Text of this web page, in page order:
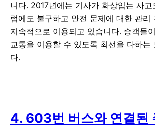
니다. 2017년에는 기사가 화상입는 사
럼에도 불구하고 안전 문제에 대한 관리
지속적으로 이용되고 있습니다. 승객들
교통을 이용할 수 있도록 최선을 다하는
다.
4. 603번 버스와 연결된